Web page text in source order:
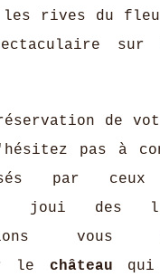
les rives du
de
pas à
par
joui des
vous
le château qui